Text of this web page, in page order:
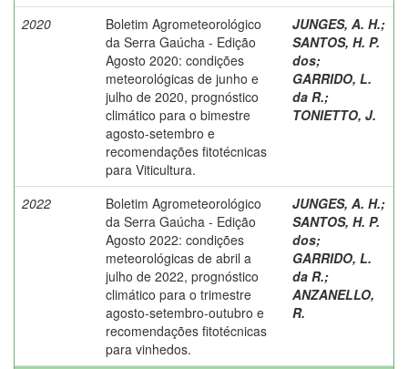
2020
Boletim Agrometeorológico
da Serra Gaúcha - Edição
Agosto 2020: condições
meteorológicas de junho e
julho de 2020, prognóstico
climático para o bimestre
agosto-setembro e
recomendações fitotécnicas
para Viticultura.
JUNGES, A. H.;
SANTOS, H. P.
dos;
GARRIDO, L.
da R.;
TONIETTO, J.
2022
Boletim Agrometeorológico
da Serra Gaúcha - Edição
Agosto 2022: condições
meteorológicas de abril a
julho de 2022, prognóstico
climático para o trimestre
agosto-setembro-outubro e
recomendações fitotécnicas
para vinhedos.
JUNGES, A. H.;
SANTOS, H. P.
dos;
GARRIDO, L.
da R.;
ANZANELLO,
R.